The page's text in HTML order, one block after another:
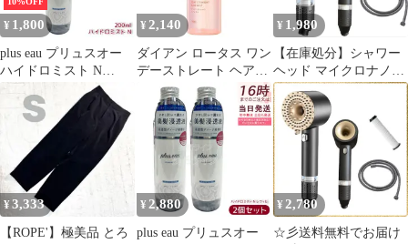
¥ 1,800
plus eau プリュスオー
ハイドロミスト N
200ml 美髪浸透液 髪の
導入美容液 ダメージ補
修 ヘアトリートメント
ブースターミスト ヘア
ウォーター
¥ 2,140
ダイアン ロータス ワン
デーストレート ヘアミ
スト ティー＆シトラス
の香り 150ml Diane パ
ーフェクトビューティ
¥ 1,980
【在庫処分】シャワー
ヘッド マイクロナノバ
ブル ダブル増圧 節水
手元止水 3段階モード
高水圧 塩素除去 肌&髪
ケア ミスト ナノバブル
美肌 保温保湿 毛穴ケア
浄水カートリッジ付き
1.5mホース付き 水漏れ
防止
¥3,333
【ROPE'】極美品 とろ
¥ 2,880
plus eau プリュスオー
¥ 2,780
☆彡送料無料でお届け